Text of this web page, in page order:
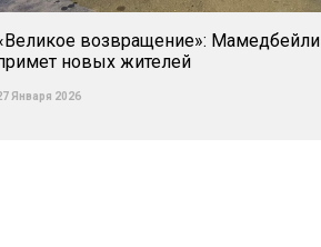
возвращение»: Мамедбейли
новых жителей
Января 2026